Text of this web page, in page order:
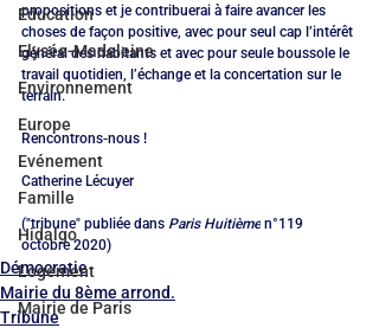
Education
Elysée-Madeleine
Environnement
Europe
Evénement
Famille
Hidalgo
Logement
Mairie de Paris
propositions et je contribuerai à faire avancer les
choses de façon positive, avec pour seul cap l’intérêt
général des habitants et avec pour seule boussole le
travail quotidien, l’échange et la concertation sur le
terrain.
Rencontrons-nous !
Catherine Lécuyer
("tribune" publiée dans Paris Huitième n°119
octobre 2020)
Démocratie
Mairie du 8ème arrond.
Tribune